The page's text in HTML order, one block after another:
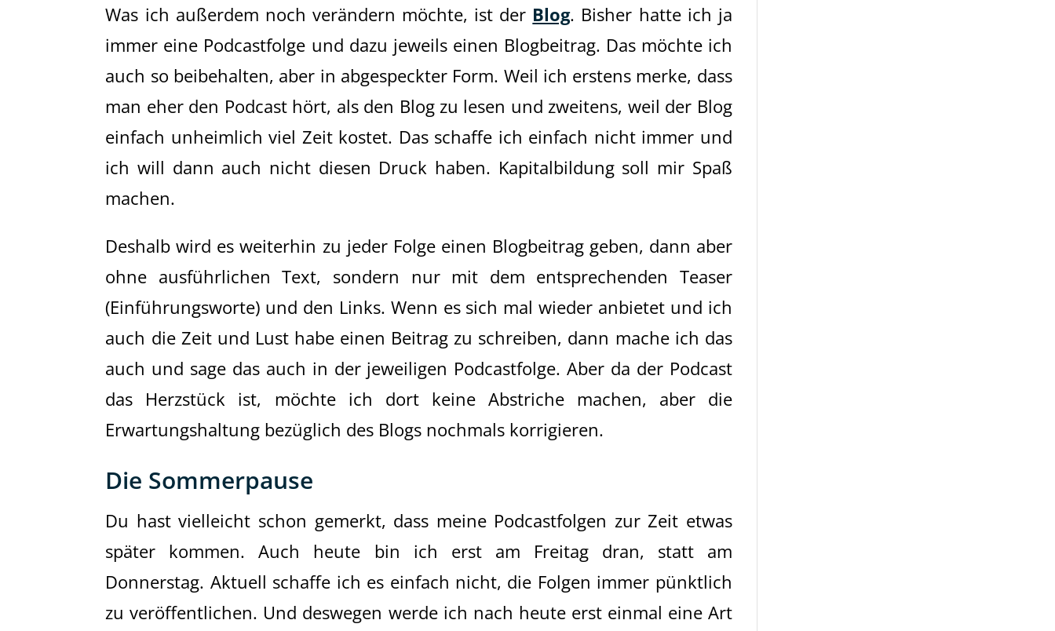
Was ich außerdem noch verändern möchte, ist der Blog. Bisher hatte ich ja
immer eine Podcastfolge und dazu jeweils einen Blogbeitrag. Das möchte ich
auch so beibehalten, aber in abgespeckter Form. Weil ich erstens merke, dass
man eher den Podcast hört, als den Blog zu lesen und zweitens, weil der Blog
einfach unheimlich viel Zeit kostet. Das schaffe ich einfach nicht immer und
ich will dann auch nicht diesen Druck haben. Kapitalbildung soll mir Spaß
machen.
Deshalb wird es weiterhin zu jeder Folge einen Blogbeitrag geben, dann aber
ohne ausführlichen Text, sondern nur mit dem entsprechenden Teaser
(Einführungsworte) und den Links. Wenn es sich mal wieder anbietet und ich
auch die Zeit und Lust habe einen Beitrag zu schreiben, dann mache ich das
auch und sage das auch in der jeweiligen Podcastfolge. Aber da der Podcast
das Herzstück ist, möchte ich dort keine Abstriche machen, aber die
Erwartungshaltung bezüglich des Blogs nochmals korrigieren.
Die Sommerpause
Du hast vielleicht schon gemerkt, dass meine Podcastfolgen zur Zeit etwas
später kommen. Auch heute bin ich erst am Freitag dran, statt am
Donnerstag. Aktuell schaffe ich es einfach nicht, die Folgen immer pünktlich
zu veröffentlichen. Und deswegen werde ich nach heute erst einmal eine Art